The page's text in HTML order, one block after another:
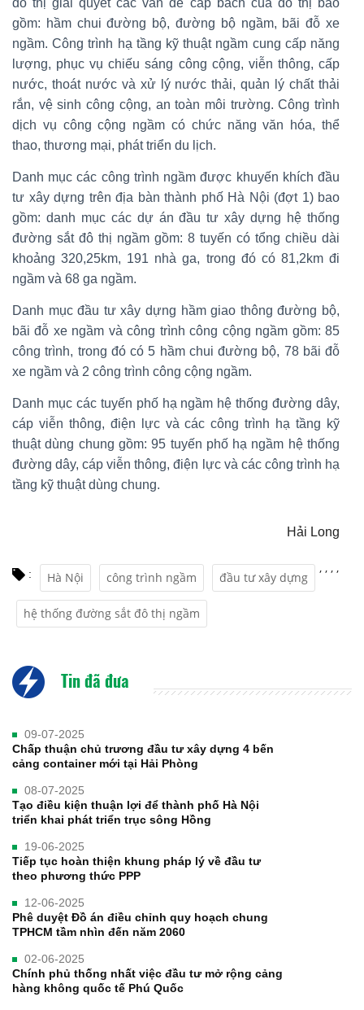
gồm: hầm chui đường bộ, đường bộ ngầm, bãi đỗ xe
ngầm. Công trình hạ tầng kỹ thuật ngầm cung cấp năng
lượng, phục vụ chiếu sáng công cộng, viễn thông, cấp
nước, thoát nước và xử lý nước thải, quản lý chất thải
rắn, vệ sinh công cộng, an toàn môi trường. Công trình
dịch vụ công cộng ngầm có chức năng văn hóa, thể
thao, thương mại, phát triển du lịch.
Danh mục các công trình ngầm được khuyến khích đầu
tư xây dựng trên địa bàn thành phố Hà Nội (đợt 1) bao
gồm: danh mục các dự án đầu tư xây dựng hệ thống
đường sắt đô thị ngầm gồm: 8 tuyến có tổng chiều dài
khoảng 320,25km, 191 nhà ga, trong đó có 81,2km đi
ngầm và 68 ga ngầm.
Danh mục đầu tư xây dựng hầm giao thông đường bộ,
bãi đỗ xe ngầm và công trình công cộng ngầm gồm: 85
công trình, trong đó có 5 hầm chui đường bộ, 78 bãi đỗ
xe ngầm và 2 công trình công cộng ngầm.
Danh mục các tuyến phố hạ ngầm hệ thống đường dây,
cáp viễn thông, điện lực và các công trình hạ tầng kỹ
thuật dùng chung gồm: 95 tuyến phố hạ ngầm hệ thống
đường dây, cáp viễn thông, điện lực và các công trình hạ
tầng kỹ thuật dùng chung.
Hải Long
: Hà Nội
,
công trình ngầm
,
đầu tư xây dựng
,
hệ thống đường sắt đô thị ngầm
,
Tin đã đưa
09-07-2025
Chấp thuận chủ trương đầu tư xây dựng 4 bến
cảng container mới tại Hải Phòng
08-07-2025
Tạo điều kiện thuận lợi để thành phố Hà Nội
triển khai phát triển trục sông Hồng
19-06-2025
Tiếp tục hoàn thiện khung pháp lý về đầu tư
theo phương thức PPP
12-06-2025
Phê duyệt Đồ án điều chỉnh quy hoạch chung
TPHCM tầm nhìn đến năm 2060
02-06-2025
Chính phủ thống nhất việc đầu tư mở rộng cảng
hàng không quốc tế Phú Quốc